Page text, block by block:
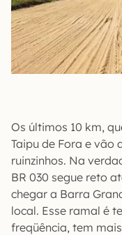
Os últimos 10 km,
Taipu de Fora e vão
ruinzinhos. Na
BR 030 segue reto
chegar a Barra
local. Esse ramal é
freqüência, tem